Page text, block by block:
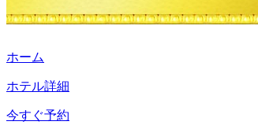
ホーム
ホテル詳細
今すぐ予約